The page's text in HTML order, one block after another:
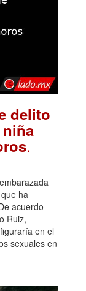
delito
.
ha
acuerdo
Ruiz,
en el
sexuales en